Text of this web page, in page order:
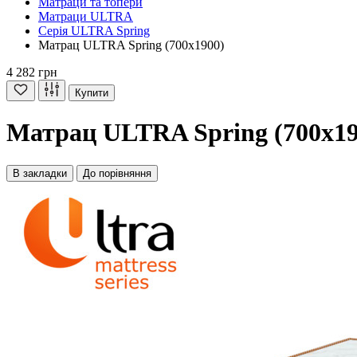
Матраци ULTRA
Серія ULTRA Spring
Матрац ULTRA Spring (700x1900)
4 282 грн
Купити
Матрац ULTRA Spring
В закладки До порівняння